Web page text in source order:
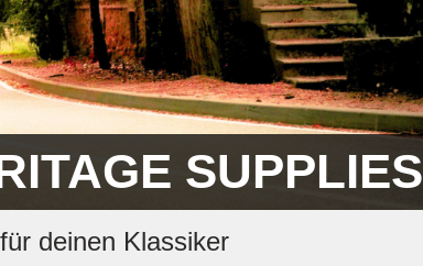
SUPPLIES
deinen Klassiker